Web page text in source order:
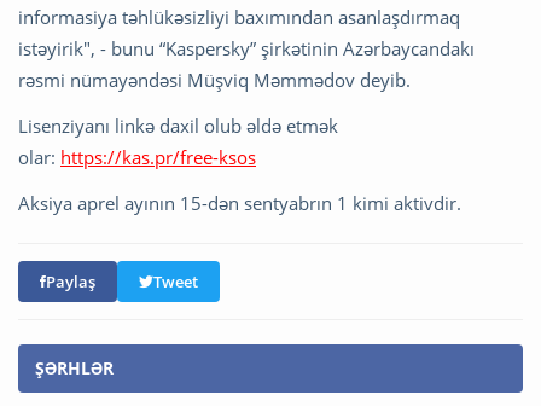
informasiya təhlükəsizliyi baxımından asanlaşdırmaq
istəyirik", - bunu “Kaspersky” şirkətinin Azərbaycandakı
rəsmi nümayəndəsi Müşviq Məmmədov deyib.
Lisenziyanı linkə daxil olub əldə etmək
olar: https://kas.pr/free-ksos
Aksiya aprel ayının 15-dən sentyabrın 1 kimi aktivdir.
Paylaş Tweet
ŞƏRHLƏR